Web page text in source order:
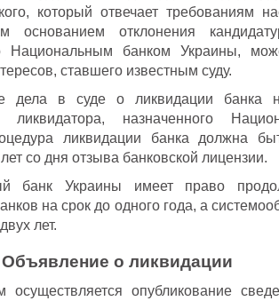
который отвечает требованиям
основанием отклонения
Национальным банком Украины,
ставшего известным суду.
дела в суде о ликвидации банка
ликвидатора, назначенного
ликвидации банка должна
со дня отзыва банковской лицензии.
банк Украины имеет право
на срок до одного года, а
лет.
Объявление о ликвидации
осуществляется опубликование